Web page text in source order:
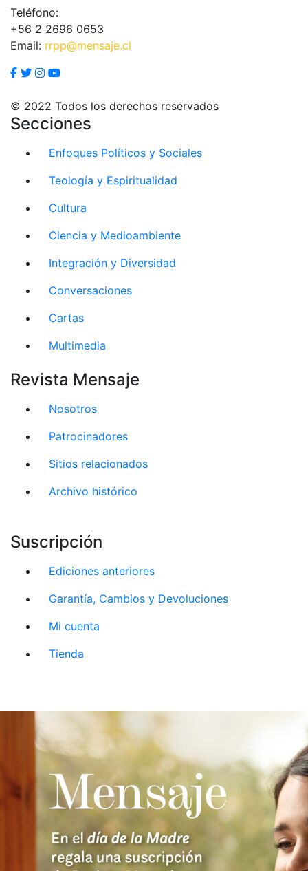
Teléfono:
+56 2 2696 0653
Email: rrpp@mensaje.cl
© 2022 Todos los derechos reservados
Secciones
Enfoques Políticos y Sociales
Teología y Espiritualidad
Cultura
Ciencia y Medioambiente
Integración y Diversidad
Conversaciones
Cartas
Multimedia
Revista Mensaje
Nosotros
Patrocinadores
Sitios relacionados
Archivo histórico
Suscripción
Ediciones anteriores
Garantía, Cambios y Devoluciones
Mi cuenta
Tienda